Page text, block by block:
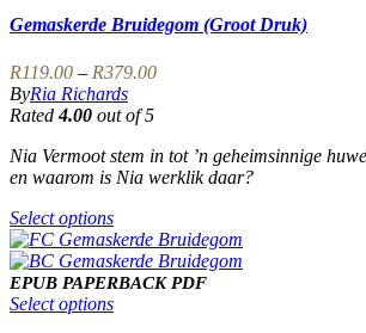
options
be
chosen
on
the
product
page
has
multiple
variants.
The
options
may
be
chosen
the
product
page
Gemaskerde Bruidegom (Groot Druk)
R119.00 – R379.00Price
R379.00
ByRia Richards
Rated4.00 out of 5
Nia Vermoot stem in tot ’n geheimsinnige
en waarom is Nia werklik daar?
Select optionsThis
product
has
multiple
variants.
EPUB PAPERBACK PDF
Select optionsThis